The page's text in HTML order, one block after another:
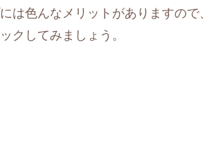
は色んなメリットがありますので、
クしてみましょう。